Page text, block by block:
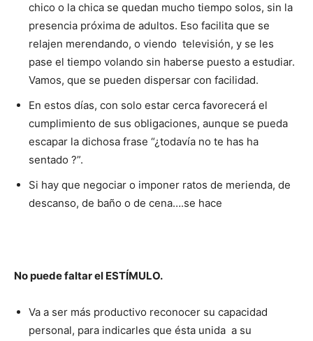
chico o la chica se quedan mucho tiempo solos, sin la
presencia próxima de adultos. Eso facilita que se
relajen merendando, o viendo televisión, y se les
pase el tiempo volando sin haberse puesto a estudiar.
Vamos, que se pueden dispersar con facilidad.
En estos días, con solo estar cerca favorecerá el
cumplimiento de sus obligaciones, aunque se pueda
escapar la dichosa frase “¿todavía no te has ha
sentado ?”.
Si hay que negociar o imponer ratos de merienda, de
descanso, de baño o de cena….se hace
No puede faltar el ESTÍMULO.
Va a ser más productivo reconocer su capacidad
personal, para indicarles que ésta unida a su